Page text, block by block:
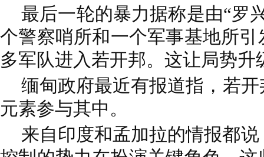
最后一轮的暴力据称是由“罗
个警察哨所和一个军事基地所
多军队进入若开邦。这让局势升
缅甸政府最近有报道指，若
元素参与其中。
来自印度和孟加拉的情报都